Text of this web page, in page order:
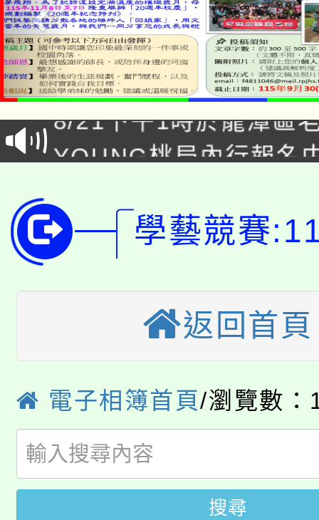
「本色祭」8/29、30在
場熱烈登場!
徵才活動。
YOUNG桃局內行報名
開!
115年桃園市運動會8/
田徑場及游泳池舉行。
桃園市低收入戶享有免
視費優惠，中低收入戶
半價優惠，詳情可洽有
大園自造教育及科技中
份教師增能研習
大溪自造教育及科技
份教師研習
淨零綠生活教案入校路
會
115年食農教育專業人
程
「本色祭」8/29、30在
場熱烈登場!
8/21下午1時於龍潭區
YOUNG桃局內行報名
學藝競賽
返回首頁
電子相簿首頁/瀏覽數：
搜尋